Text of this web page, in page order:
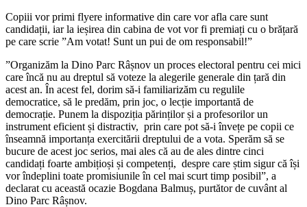
Copiii vor primi flyere informative din care vor afla care sunt
candidații, iar la ieșirea din cabina de vot vor fi premiați cu o brățară
pe care scrie ”Am votat! Sunt un pui de om responsabil!”
”Organizăm la Dino Parc Râșnov un proces electoral pentru cei mici
care încă nu au dreptul să voteze la alegerile generale din țară din
acest an. În acest fel, dorim să-i familiarizăm cu regulile
democratice, să le predăm, prin joc, o lecție importantă de
democrație. Punem la dispoziția părinților și a profesorilor un
instrument eficient și distractiv, prin care pot să-i învețe pe copii ce
înseamnă importanța exercitării dreptului de a vota. Sperăm să se
bucure de acest joc serios, mai ales că au de ales dintre cinci
candidați foarte ambițioși și competenți, despre care știm sigur că își
vor îndeplini toate promisiunile în cel mai scurt timp posibil”, a
declarat cu această ocazie Bogdana Balmuș, purtător de cuvânt al
Dino Parc Râșnov.